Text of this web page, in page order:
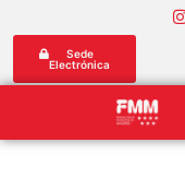
Sede
Electrónica